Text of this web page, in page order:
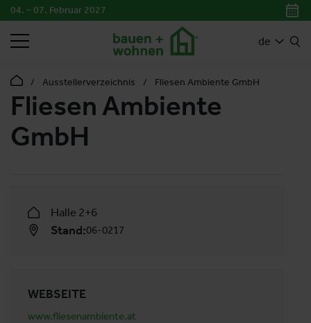
04. – 07. Februar 2027
de
SUCHEN
Ausstellerverzeichnis Fliesen Ambiente GmbH
Fliesen Ambiente
GmbH
Halle 2+6
Stand:06-0217
WEBSEITE
www.fliesenambiente.at